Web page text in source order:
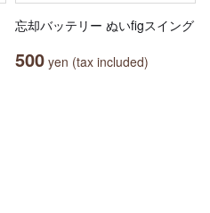
忘却バッテリー ぬいfigスイング
500 yen (tax included)